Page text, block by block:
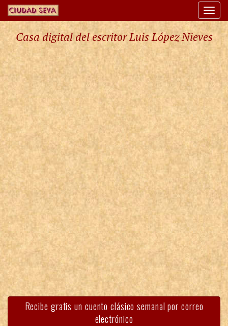
Casa digital del escritor Luis López Nieves
Recibe gratis un cuento clásico semanal por correo
electrónico